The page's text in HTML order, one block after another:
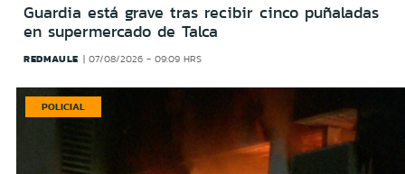
Guardia está grave tras recibir cinco puñaladas
en supermercado de Talca
REDMAULE 07/08/2026 - 09:09 HRS
POLICIAL